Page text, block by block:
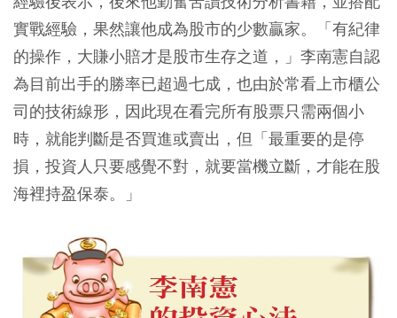
實戰經驗，果然讓他成為股市的少數贏家。「有紀律
的操作，大賺小賠才是股市生存之道，」李南憲自認
為目前出手的勝率已超過七成，也由於常看上市櫃公
司的技術線形，因此現在看完所有股票只需兩個小
時，就能判斷是否買進或賣出，但「最重要的是停
損，投資人只要感覺不對，就要當機立斷，才能在股
海裡持盈保泰。」